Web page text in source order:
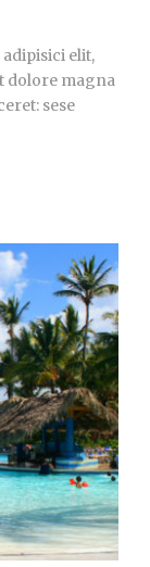
elit,
dolore magna
sese